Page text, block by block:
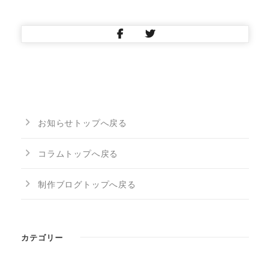
お知らせトップへ戻る
コラムトップへ戻る
制作ブログトップへ戻る
カテゴリー